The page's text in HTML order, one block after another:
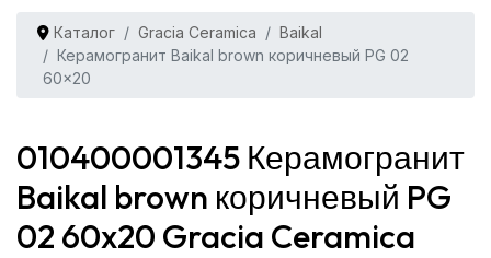
Каталог Gracia Ceramica
Baikal
Керамогранит Baikal brown коричневый PG 02
60x20
010400001345 Керамогранит
Baikal brown коричневый PG
02 60x20 Gracia Ceramica